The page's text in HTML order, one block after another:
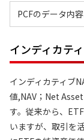
PCFのデータ内
インディカテ
インディカティブ
値,NAV；Net
す。従来から、
いますが、取引を